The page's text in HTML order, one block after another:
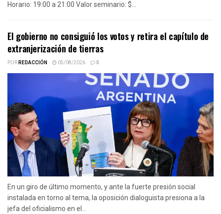
Horario: 19:00 a 21:00 Valor seminario: $...
El gobierno no consiguió los votos y retira el capítulo de
extranjerización de tierras
PORREDACCIÓN 05/08/2026 0
En un giro de último momento, y ante la fuerte presión social
instalada en torno al tema, la oposición dialoguista presiona a la
jefa del oficialismo en el...